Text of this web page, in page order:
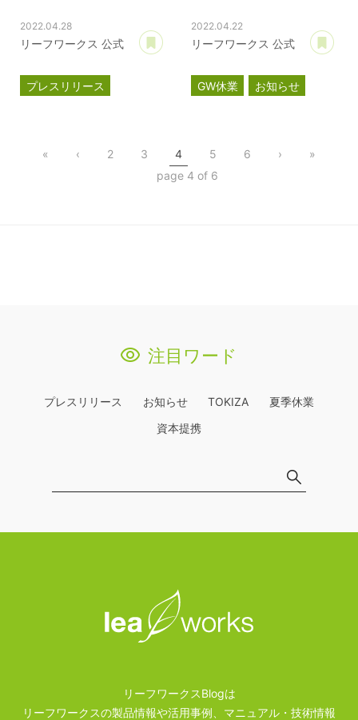
2022.04.28
リーフワークス 公式
あとで読む
プレスリリース
2022.04.22
リーフワークス 公式
GW休業 お知らせ
« ‹ 2 3 4 5 6 ›
»
page 4 of 6
注目ワード
プレスリリース お知らせ TOKIZA
夏季休業
資本提携
リーフワークスBlogは
リーフワークスの製品情報や活用事例、マニュアル・技術情報